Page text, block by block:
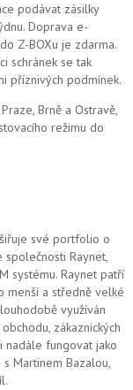
podávat zásilky
Doprava e-
Z-BOXu je zdarma.
schránek se tak
příznivých podmínek.
Brně a Ostravě,
režimu do
své portfolio o
Raynet,
systému. Raynet patří
menší a středně velké
využíván
zákaznických
nadále fungovat jako
Martinem Bazalou,